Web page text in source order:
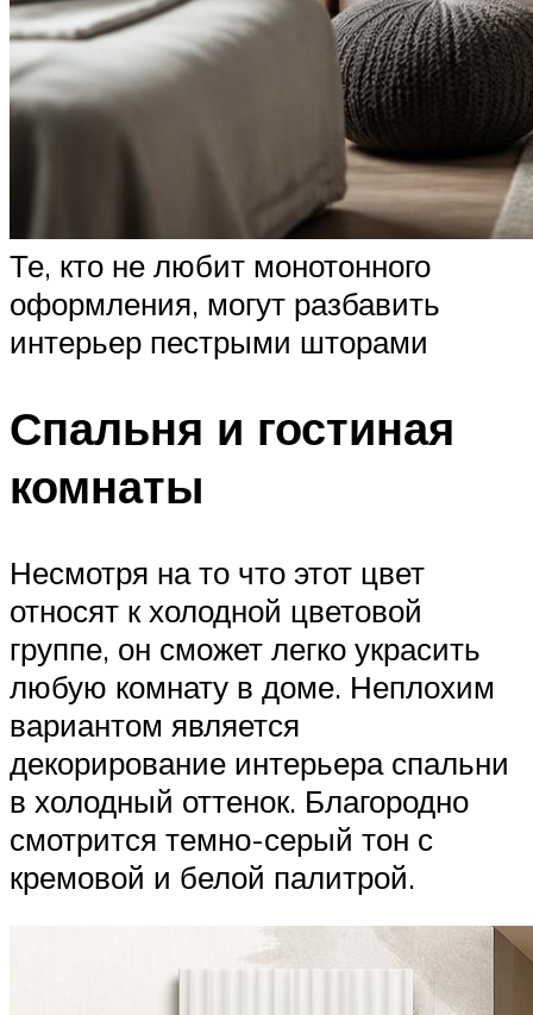
Те, кто не любит монотонного
оформления, могут разбавить
интерьер пестрыми шторами
Спальня и гостиная
комнаты
Несмотря на то что этот цвет
относят к холодной цветовой
группе, он сможет легко украсить
любую комнату в доме. Неплохим
вариантом является
декорирование интерьера спальни
в холодный оттенок. Благородно
смотрится темно-серый тон с
кремовой и белой палитрой.